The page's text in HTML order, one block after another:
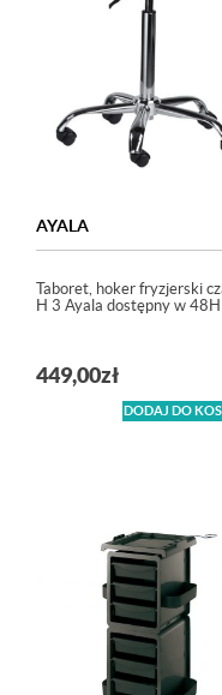
AYALA
Taboret, hoker fryzjerski
H 3 Ayala dostępny w 48H
449,00zł
DODAJ DO